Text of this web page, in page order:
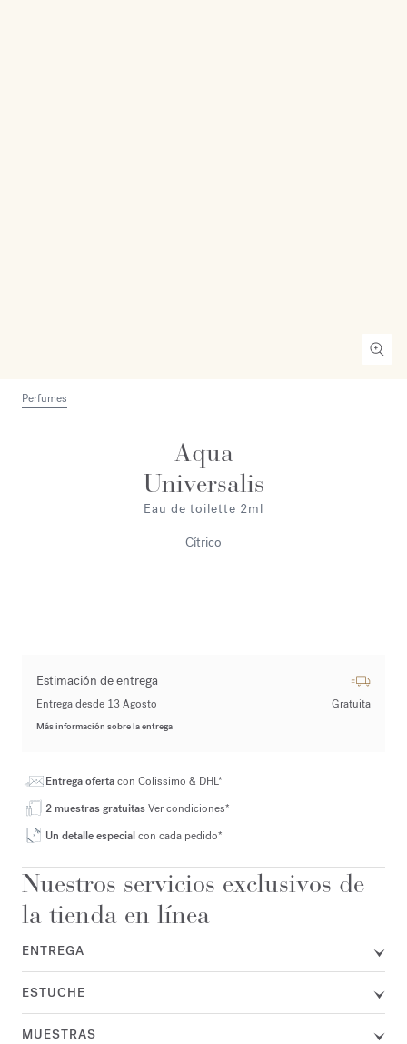
Perfumes
Aqua
Universalis
Eau de toilette 2ml
Cítrico
Estimación de entrega
Entrega desde 13 Agosto Gratuita
Más información sobre la entrega
Entrega ofertacon Colissimo & DHL*
2 muestras gratuitasVer condiciones*
Un detalle especialcon cada pedido*
Nuestros servicios exclusivos de
la tienda en línea
ENTREGA
ESTUCHE
MUESTRAS